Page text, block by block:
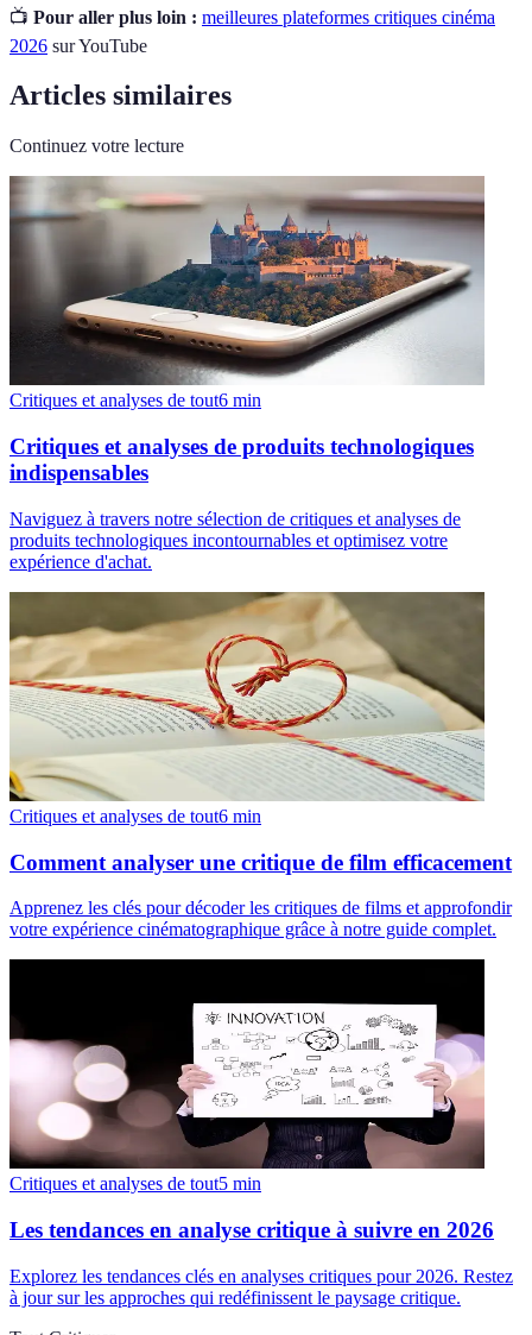
📺 Pour aller plus loin : meilleures plateformes critiques cinéma
2026 sur YouTube
Articles similaires
Continuez votre lecture
Critiques et analyses de tout6 min
Critiques et analyses de produits technologiques
indispensables
Naviguez à travers notre sélection de critiques et analyses de
produits technologiques incontournables et optimisez votre
expérience d'achat.
Critiques et analyses de tout6 min
Comment analyser une critique de film efficacement
Apprenez les clés pour décoder les critiques de films et approfondir
votre expérience cinématographique grâce à notre guide complet.
Critiques et analyses de tout5 min
Les tendances en analyse critique à suivre en 2026
Explorez les tendances clés en analyses critiques pour 2026. Restez
à jour sur les approches qui redéfinissent le paysage critique.